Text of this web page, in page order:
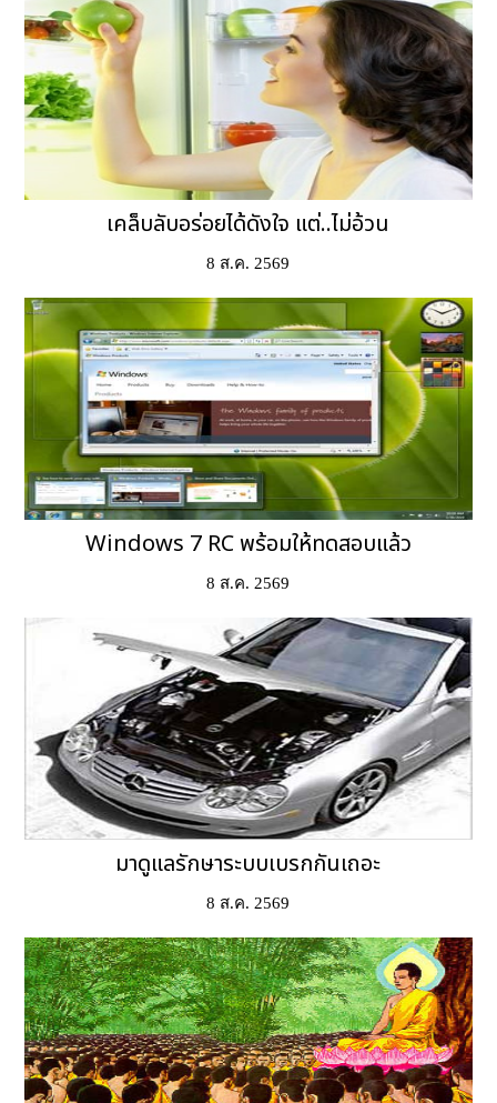
เคล็บลับอร่อยได้ดังใจ แต่..ไม่อ้วน
8 ส.ค. 2569
Windows 7 RC พร้อมให้ทดสอบแล้ว
8 ส.ค. 2569
มาดูแลรักษาระบบเบรกกันเถอะ
8 ส.ค. 2569